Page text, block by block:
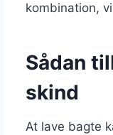
kombination,
Sådan
skind
At lave bagte